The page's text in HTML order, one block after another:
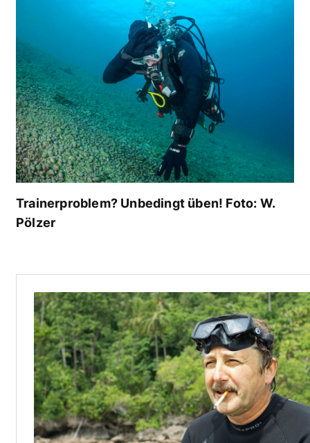
Trainerproblem? Unbedingt üben! Foto: W.
Pölzer